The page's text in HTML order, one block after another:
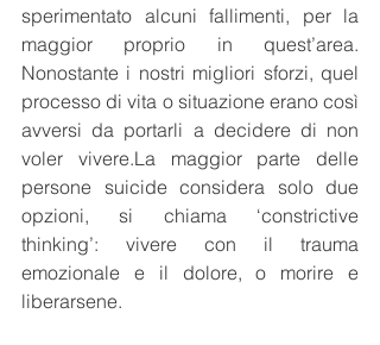
sperimentato alcuni fallimenti, per la
maggior proprio in quest’area.
Nonostante i nostri migliori sforzi, quel
processo di vita o situazione erano così
avversi da portarli a decidere di non
voler vivere.La maggior parte delle
persone suicide considera solo due
opzioni, si chiama ‘constrictive
thinking’: vivere con il trauma
emozionale e il dolore, o morire e
liberarsene.